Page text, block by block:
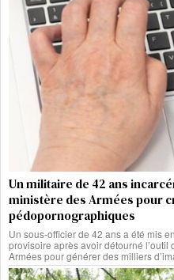
Un militaire de 42 ans
ministère des Armées pour
pédopornographiques
Un sous-officier de 42 ans a été mis
provisoire après avoir détourné
Armées pour générer des milliers